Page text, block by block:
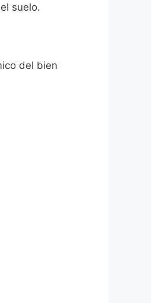
suelo.
del bien